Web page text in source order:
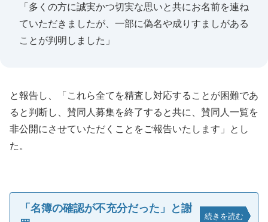
「多くの方に誠実かつ切実な思いと共にお名前を連ね
ていただきましたが、一部に偽名や成りすましがある
ことが判明しました」
と報告し、「これら全てを精査し対応することが困難であ
ると判断し、賛同人募集を終了すると共に、賛同人一覧を
非公開にさせていただくことをご報告いたします」とし
た。
「名簿の確認が不充分だった」と謝
続きを読む